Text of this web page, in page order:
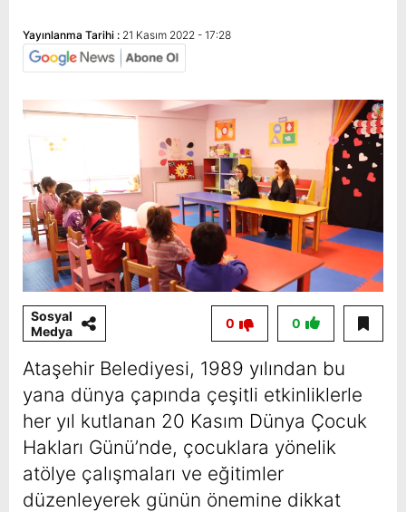
Yayınlanma Tarihi : 21 Kasım 2022 - 17:28
Sosyal
Medya
0
0
Ataşehir Belediyesi, 1989 yılından bu
yana dünya çapında çeşitli etkinliklerle
her yıl kutlanan 20 Kasım Dünya Çocuk
Hakları Günü’nde, çocuklara yönelik
atölye çalışmaları ve eğitimler
düzenleyerek günün önemine dikkat